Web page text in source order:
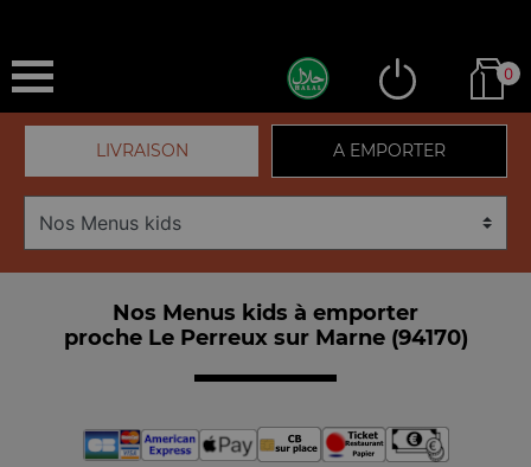
0
LIVRAISON A EMPORTER
Nos Menus kids à emporter
proche Le Perreux sur Marne (94170)